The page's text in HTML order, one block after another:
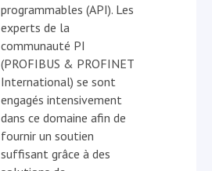
programmables (API). Les
experts de la
communauté PI
(PROFIBUS & PROFINET
International) se sont
engagés intensivement
dans ce domaine afin de
fournir un soutien
suffisant grâce à des